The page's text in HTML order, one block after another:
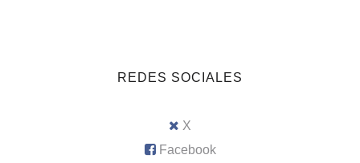
REDES SOCIALES
X
Facebook